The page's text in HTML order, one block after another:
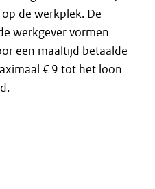
de werkplek. De
werkgever vormen
een maaltijd betaalde
€ 9 tot het loon